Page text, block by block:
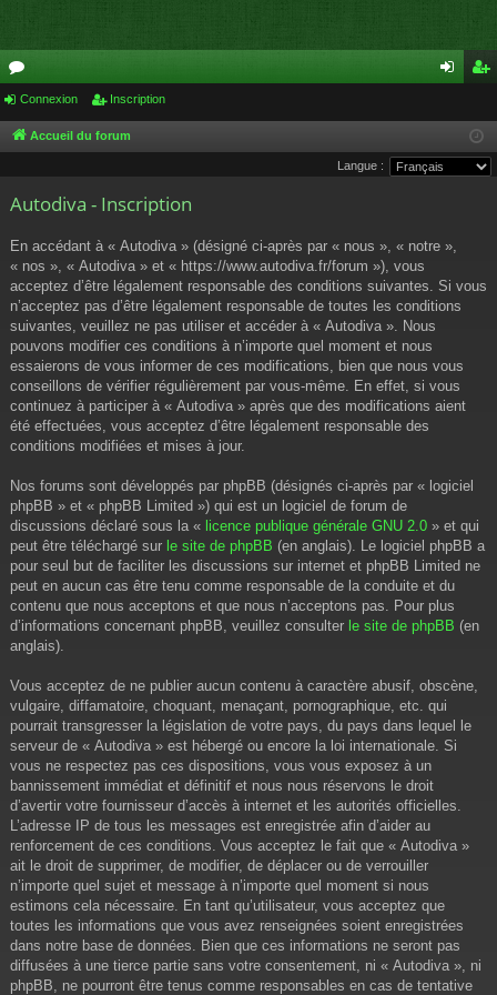
or
u
s
cri
pti
Connexion Inscription
Accueil du forum
Langue :
Autodiva - Inscription
En accédant à « Autodiva » (désigné ci-après par « nous », « notre »,
« nos », « Autodiva » et « https://www.autodiva.fr/forum »), vous
acceptez d’être légalement responsable des conditions suivantes. Si vous
n’acceptez pas d’être légalement responsable de toutes les conditions
suivantes, veuillez ne pas utiliser et accéder à « Autodiva ». Nous
pouvons modifier ces conditions à n’importe quel moment et nous
essaierons de vous informer de ces modifications, bien que nous vous
conseillons de vérifier régulièrement par vous-même. En effet, si vous
continuez à participer à « Autodiva » après que des modifications aient
été effectuées, vous acceptez d’être légalement responsable des
conditions modifiées et mises à jour.
Nos forums sont développés par phpBB (désignés ci-après par « logiciel
phpBB » et « phpBB Limited ») qui est un logiciel de forum de
discussions déclaré sous la « licence publique générale GNU 2.0 » et qui
peut être téléchargé sur le site de phpBB (en anglais). Le logiciel phpBB a
pour seul but de faciliter les discussions sur internet et phpBB Limited ne
peut en aucun cas être tenu comme responsable de la conduite et du
contenu que nous acceptons et que nous n’acceptons pas. Pour plus
d’informations concernant phpBB, veuillez consulter le site de phpBB (en
anglais).
Vous acceptez de ne publier aucun contenu à caractère abusif, obscène,
vulgaire, diffamatoire, choquant, menaçant, pornographique, etc. qui
pourrait transgresser la législation de votre pays, du pays dans lequel le
serveur de « Autodiva » est hébergé ou encore la loi internationale. Si
vous ne respectez pas ces dispositions, vous vous exposez à un
bannissement immédiat et définitif et nous nous réservons le droit
d’avertir votre fournisseur d’accès à internet et les autorités officielles.
L’adresse IP de tous les messages est enregistrée afin d’aider au
renforcement de ces conditions. Vous acceptez le fait que « Autodiva »
ait le droit de supprimer, de modifier, de déplacer ou de verrouiller
n’importe quel sujet et message à n’importe quel moment si nous
estimons cela nécessaire. En tant qu’utilisateur, vous acceptez que
toutes les informations que vous avez renseignées soient enregistrées
dans notre base de données. Bien que ces informations ne seront pas
diffusées à une tierce partie sans votre consentement, ni « Autodiva », ni
phpBB, ne pourront être tenus comme responsables en cas de tentative